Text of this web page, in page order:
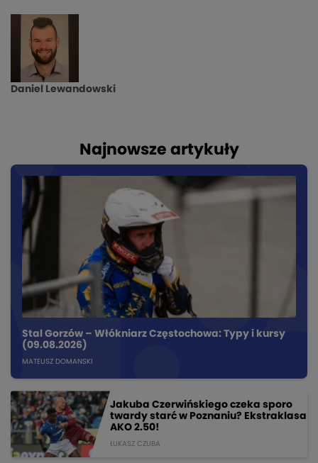
Daniel Lewandowski
Najnowsze artykuły
Stal Gorzów – Włókniarz Częstochowa: Typy i kursy
(09.08.2026)
MATEUSZ DOMANSKI
Jakuba Czerwińskiego czeka sporo
twardy starć w Poznaniu? Ekstraklasa
AKO 2.50!
ŁUKASZ CZUBA